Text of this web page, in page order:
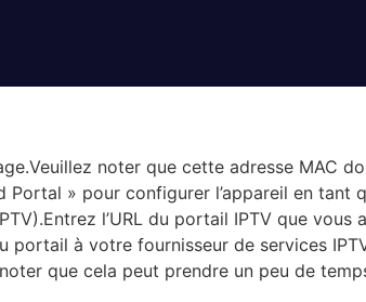
noter que cette adresse MAC
» pour configurer l’appareil en tant
l’URL du portail IPTV que vous
portail à votre fournisseur de services
que cela peut prendre un peu de